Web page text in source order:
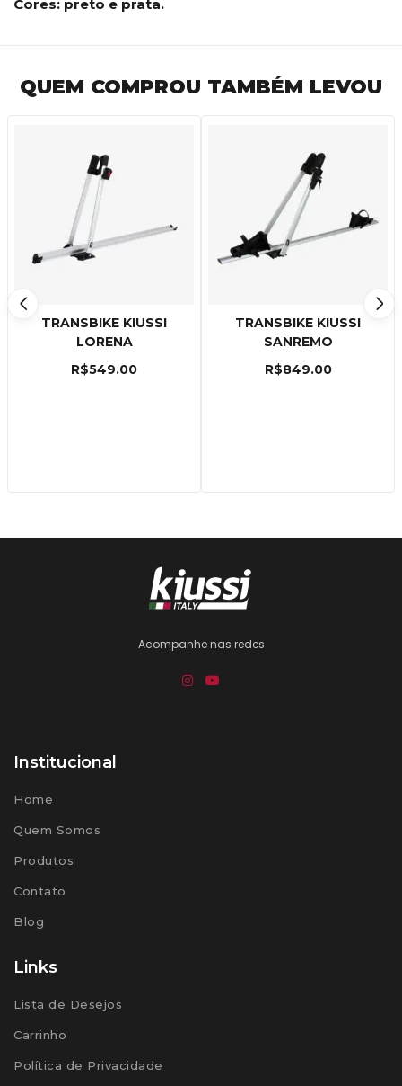
Cores: preto e prata.
QUEM COMPROU TAMBÉM LEVOU
TRANSBIKE KIUSSI
LORENA
R$549.00
TRANSBIKE KIUSSI
SANREMO
R$849.00
Acompanhe nas redes
Institucional
Home
Quem Somos
Produtos
Contato
Blog
Links
Lista de Desejos
Carrinho
Política de Privacidade